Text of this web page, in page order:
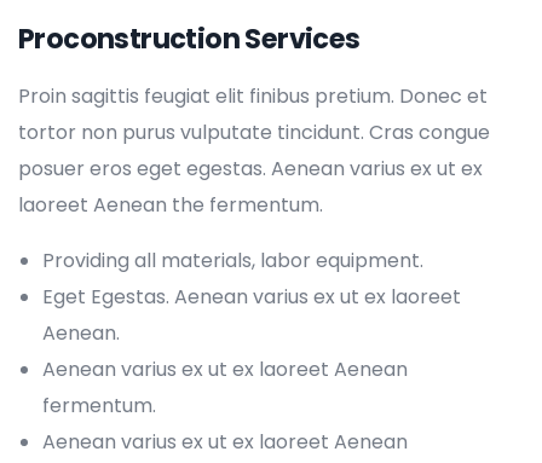
Proconstruction Services
Proin sagittis feugiat elit finibus pretium. Donec et
tortor non purus vulputate tincidunt. Cras congue
posuer eros eget egestas. Aenean varius ex ut ex
laoreet Aenean the fermentum.
Providing all materials, labor equipment.
Eget Egestas. Aenean varius ex ut ex laoreet
Aenean.
Aenean varius ex ut ex laoreet Aenean
fermentum.
Aenean varius ex ut ex laoreet Aenean